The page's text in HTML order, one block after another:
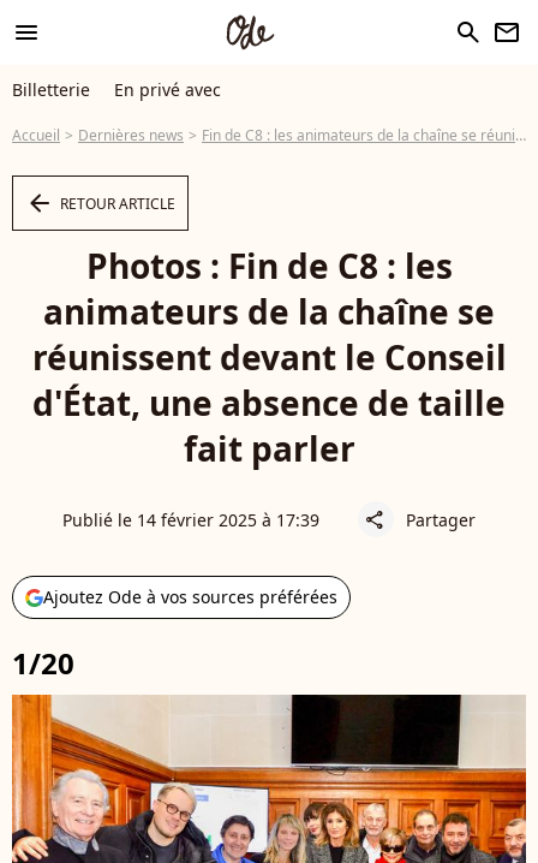
menu search newsletter
Billetterie En privé avec
Accueil Dernières news Fin de C8 : les animateurs de la chaîne se réunissent devant le Conseil d'État, une absence de taille fait parler
arrow_left RETOUR ARTICLE
Photos : Fin de C8 : les
animateurs de la chaîne se
réunissent devant le Conseil
d'État, une absence de taille
fait parler
Publié le 14 février 2025 à 17:39 share Partager
Ajoutez Ode à vos sources préférées
1/20